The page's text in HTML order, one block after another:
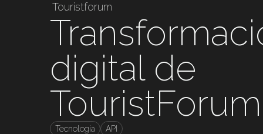
Touristforum
digital de
Tecnologia
API